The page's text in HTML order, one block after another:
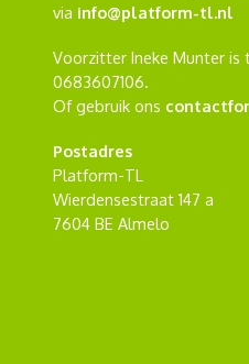
via info@platform-tl.nl
Voorzitter Ineke Munter is
0683607106.
Of gebruik ons
Postadres
Platform-TL
Wierdensestraat 147 a
7604 BE Almelo